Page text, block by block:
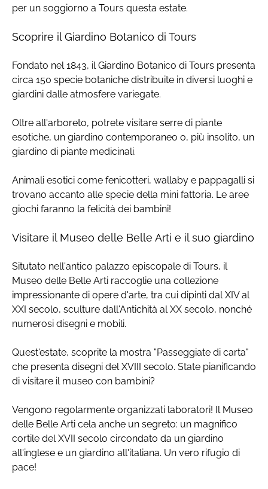
per un soggiorno a Tours questa estate.
Scoprire il Giardino Botanico di Tours
Fondato nel 1843, il Giardino Botanico di Tours presenta
circa 150 specie botaniche distribuite in diversi luoghi e
giardini dalle atmosfere variegate.
Oltre all'arboreto, potrete visitare serre di piante
esotiche, un giardino contemporaneo o, più insolito, un
giardino di piante medicinali.
Animali esotici come fenicotteri, wallaby e pappagalli si
trovano accanto alle specie della mini fattoria. Le aree
giochi faranno la felicità dei bambini!
Visitare il Museo delle Belle Arti e il suo giardino
Situtato nell'antico palazzo episcopale di Tours, il
Museo delle Belle Arti raccoglie una collezione
impressionante di opere d'arte, tra cui dipinti dal XIV al
XXI secolo, sculture dall'Antichità al XX secolo, nonché
numerosi disegni e mobili.
Quest'estate, scoprite la mostra "Passeggiate di carta"
che presenta disegni del XVIII secolo. State pianificando
di visitare il museo con bambini?
Vengono regolarmente organizzati laboratori! Il Museo
delle Belle Arti cela anche un segreto: un magnifico
cortile del XVII secolo circondato da un giardino
all'inglese e un giardino all'italiana. Un vero rifugio di
pace!